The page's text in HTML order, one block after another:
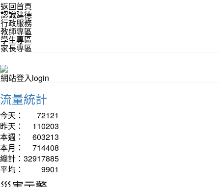
返回首頁
認識建德
行政服務
教師專區
學生專區
家長專區
網站登入login
流量統計
今天：
72121
昨天：
110203
本週：
603213
本月：
714408
總計： 32917885
平均：
9901